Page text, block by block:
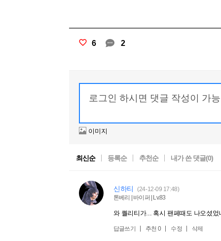
6 2
이미지
최신순 등록순 추천순 내가 쓴 댓글(0)
신하티
(24-12-09 17:48)
톤베리 | 바이퍼 | Lv.83
와 퀄리티가... 혹시 팬페때도 나오셨
답글쓰기 추천 0 수정 삭제